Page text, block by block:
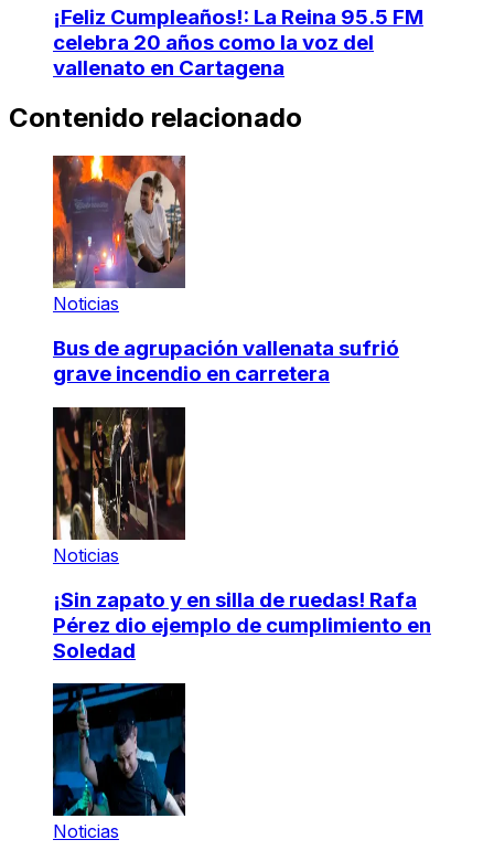
¡Feliz Cumpleaños!: La Reina 95.5 FM
celebra 20 años como la voz del
vallenato en Cartagena
Contenido relacionado
Noticias
Bus de agrupación vallenata sufrió
grave incendio en carretera
Noticias
¡Sin zapato y en silla de ruedas! Rafa
Pérez dio ejemplo de cumplimiento en
Soledad
Noticias